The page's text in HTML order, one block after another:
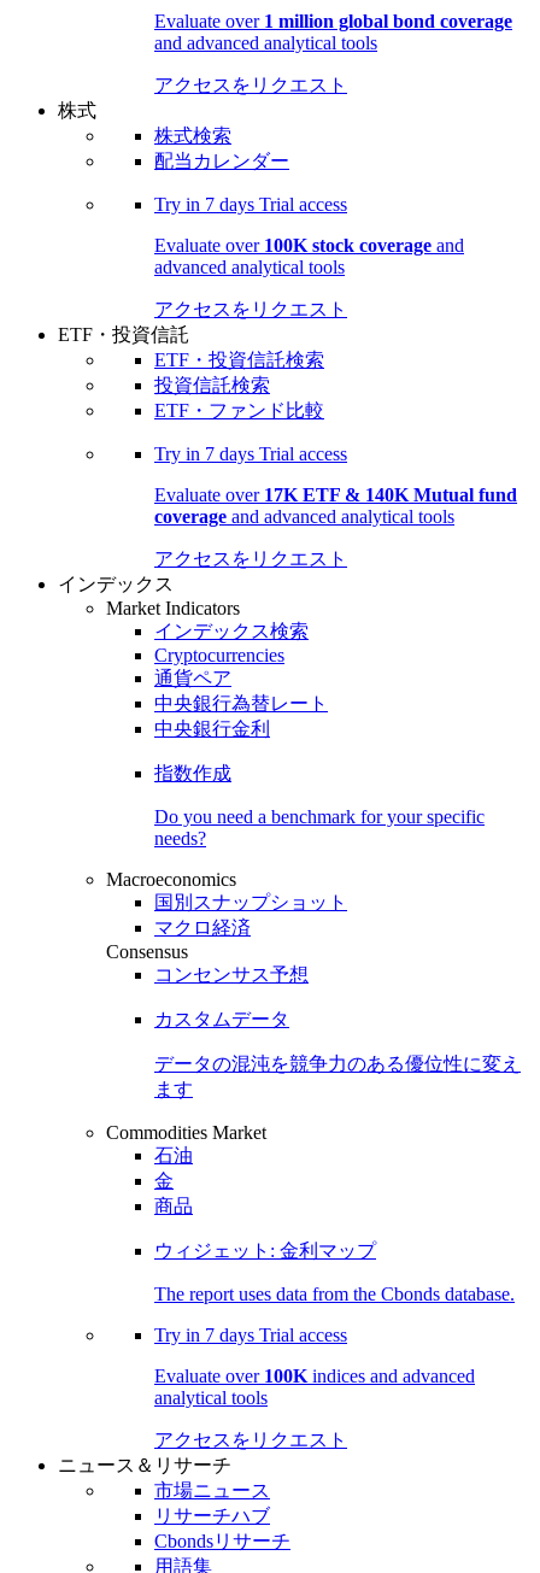
Evaluate over 1 million global bond coverage
and advanced analytical tools
アクセスをリクエスト
株式
株式検索
配当カレンダー
Try in 7 days Trial access
Evaluate over 100K stock coverage and
advanced analytical tools
アクセスをリクエスト
ETF・投資信託
ETF・投資信託検索
投資信託検索
ETF・ファンド比較
Try in 7 days Trial access
Evaluate over 17K ETF & 140K Mutual fund
coverage and advanced analytical tools
アクセスをリクエスト
インデックス
Market Indicators
インデックス検索
Cryptocurrencies
通貨ペア
中央銀行為替レート
中央銀行金利
指数作成
Do you need a benchmark for your specific
needs?
Macroeconomics
国別スナップショット
マクロ経済
Consensus
コンセンサス予想
カスタムデータ
データの混沌を競争力のある優位性に変え
ます
Commodities Market
石油
金
商品
ウィジェット: 金利マップ
The report uses data from the Cbonds database.
Try in 7 days Trial access
Evaluate over 100K indices and advanced
analytical tools
アクセスをリクエスト
ニュース＆リサーチ
市場ニュース
リサーチハブ
Cbondsリサーチ
用語集